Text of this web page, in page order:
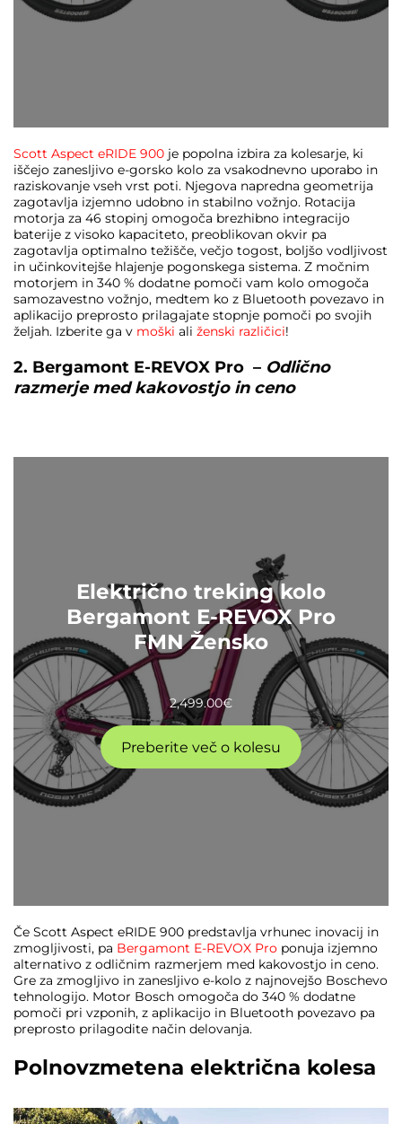
Scott Aspect eRIDE 900 je popolna izbira za kolesarje, ki
iščejo zanesljivo e-gorsko kolo za vsakodnevno uporabo in
raziskovanje vseh vrst poti. Njegova napredna geometrija
zagotavlja izjemno udobno in stabilno vožnjo. Rotacija
motorja za 46 stopinj omogoča brezhibno integracijo
baterije z visoko kapaciteto, preoblikovan okvir pa
zagotavlja optimalno težišče, večjo togost, boljšo vodljivost
in učinkovitejše hlajenje pogonskega sistema. Z močnim
motorjem in 340 % dodatne pomoči vam kolo omogoča
samozavestno vožnjo, medtem ko z Bluetooth povezavo in
aplikacijo preprosto prilagajate stopnje pomoči po svojih
željah. Izberite ga v moški ali ženski različici!
2. Bergamont E-REVOX Pro – Odlično
razmerje med kakovostjo in ceno
Električno treking kolo
Bergamont E-REVOX Pro
FMN Žensko
2,499.00€
Preberite več o kolesu
Če Scott Aspect eRIDE 900 predstavlja vrhunec inovacij in
zmogljivosti, pa Bergamont E-REVOX Pro ponuja izjemno
alternativo z odličnim razmerjem med kakovostjo in ceno.
Gre za zmogljivo in zanesljivo e-kolo z najnovejšo Boschevo
tehnologijo. Motor Bosch omogoča do 340 % dodatne
pomoči pri vzponih, z aplikacijo in Bluetooth povezavo pa
preprosto prilagodite način delovanja.
Polnovzmetena električna kolesa